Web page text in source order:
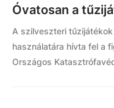
Óvatosan a
A szilveszteri
használatára hívta fel a
Országos